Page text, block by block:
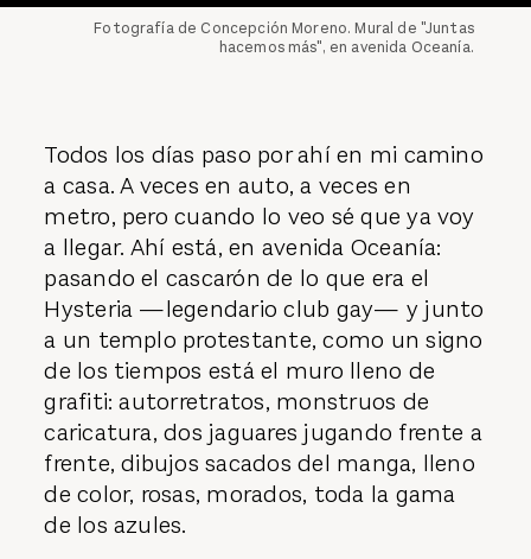
Fotografía de Concepción Moreno. Mural de "Juntas
hacemos más", en avenida Oceanía.
Todos los días paso por ahí en mi camino
a casa. A veces en auto, a veces en
metro, pero cuando lo veo sé que ya voy
a llegar. Ahí está, en avenida Oceanía:
pasando el cascarón de lo que era el
Hysteria —legendario club gay— y junto
a un templo protestante, como un signo
de los tiempos está el muro lleno de
grafiti: autorretratos, monstruos de
caricatura, dos jaguares jugando frente a
frente, dibujos sacados del manga, lleno
de color, rosas, morados, toda la gama
de los azules.